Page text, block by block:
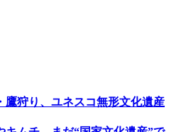
鷹狩り、ユネスコ無形文化遺産